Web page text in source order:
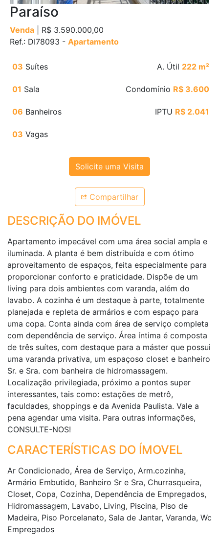
Paraíso
Venda | R$ 3.590.000,00
Ref.: DI78093 - Apartamento
03 Suítes
01 Sala
06 Banheiros
03 Vagas
A. Útil 222 m²
Condomínio R$ 3.600
IPTU R$ 2.041
Solicite uma Visita
Compartilhar
DESCRIÇÃO DO IMÓVEL
Apartamento impecável com uma área social ampla e
iluminada. A planta é bem distribuída e com ótimo
aproveitamento de espaços, feita especialmente para
proporcionar conforto e praticidade. Dispõe de um
living para dois ambientes com varanda, além do
lavabo. A cozinha é um destaque à parte, totalmente
planejada e repleta de armários e com espaço para
uma copa. Conta ainda com área de serviço completa
com dependência de serviço. Área íntima é composta
de três suítes, com destaque para a máster que possui
uma varanda privativa, um espaçoso closet e banheiro
Sr. e Sra. com banheira de hidromassagem.
Localização privilegiada, próximo a pontos super
interessantes, tais como: estações de metrô,
faculdades, shoppings e da Avenida Paulista. Vale a
pena agendar uma visita. Para outras informações,
CONSULTE-NOS!
CARACTERÍSTICAS DO ÍMOVEL
Ar Condicionado, Área de Serviço, Arm.cozinha,
Armário Embutido, Banheiro Sr e Sra, Churrasqueira,
Closet, Copa, Cozinha, Dependência de Empregados,
Hidromassagem, Lavabo, Living, Piscina, Piso de
Madeira, Piso Porcelanato, Sala de Jantar, Varanda, Wc
Empregados